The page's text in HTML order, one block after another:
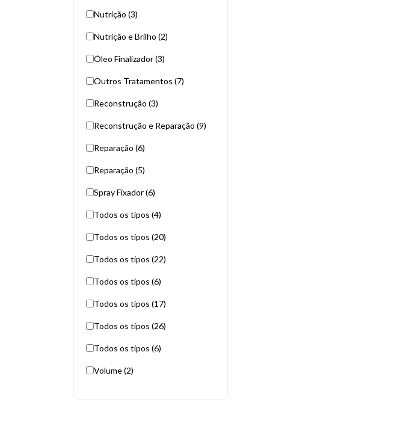
Nutrição (3)
Nutrição e Brilho (2)
Óleo Finalizador (3)
Outros Tratamentos (7)
Reconstrução (3)
Reconstrução e Reparação (9)
Reparação (6)
Reparação (5)
Spray Fixador (6)
Todos os tipos (4)
Todos os tipos (20)
Todos os tipos (22)
Todos os tipos (6)
Todos os tipos (17)
Todos os tipos (26)
Todos os tipos (6)
Volume (2)